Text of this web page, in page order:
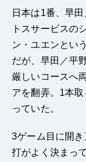
日本は1番、早
トスサービスの
ン・ユエンとい
だが、早田／平
厳しいコースへ
アを翻弄。1本
っていた。
3ゲーム目に開
打がよく決まっ